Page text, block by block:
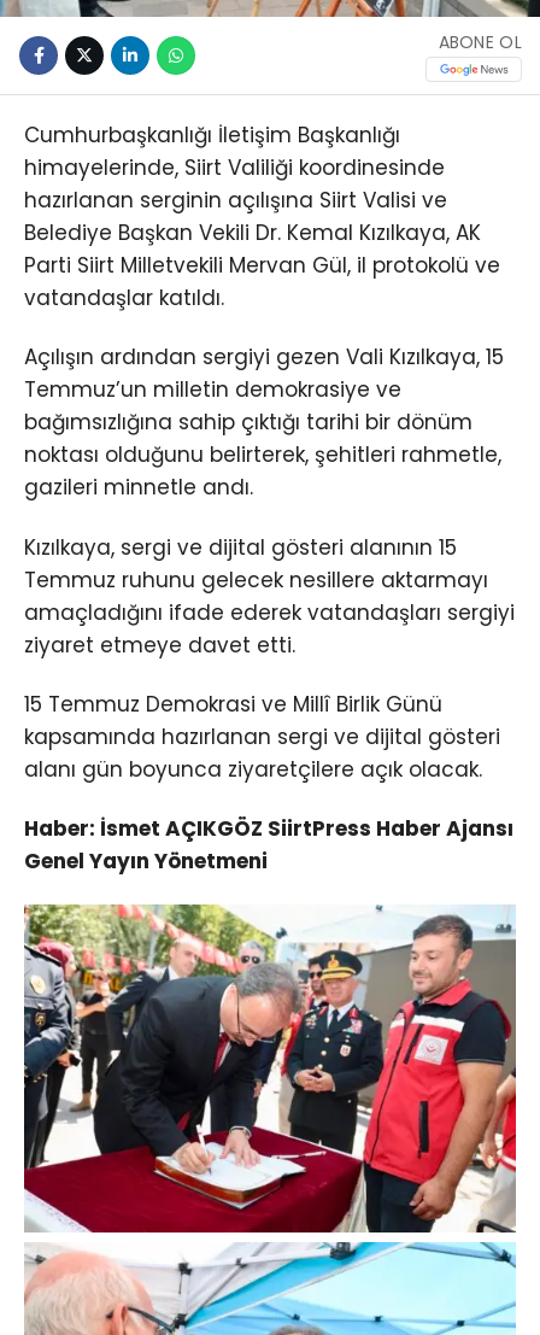
ABONE OL
Cumhurbaşkanlığı İletişim Başkanlığı
himayelerinde, Siirt Valiliği koordinesinde
hazırlanan serginin açılışına Siirt Valisi ve
Belediye Başkan Vekili Dr. Kemal Kızılkaya, AK
Parti Siirt Milletvekili Mervan Gül, il protokolü ve
vatandaşlar katıldı.
Açılışın ardından sergiyi gezen Vali Kızılkaya, 15
Temmuz’un milletin demokrasiye ve
bağımsızlığına sahip çıktığı tarihi bir dönüm
noktası olduğunu belirterek, şehitleri rahmetle,
gazileri minnetle andı.
Kızılkaya, sergi ve dijital gösteri alanının 15
Temmuz ruhunu gelecek nesillere aktarmayı
amaçladığını ifade ederek vatandaşları sergiyi
ziyaret etmeye davet etti.
15 Temmuz Demokrasi ve Millî Birlik Günü
kapsamında hazırlanan sergi ve dijital gösteri
alanı gün boyunca ziyaretçilere açık olacak.
Haber: İsmet AÇIKGÖZ SiirtPress Haber Ajansı
Genel Yayın Yönetmeni